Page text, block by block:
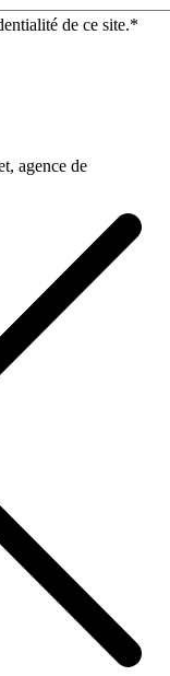
de ce site.*
agence de